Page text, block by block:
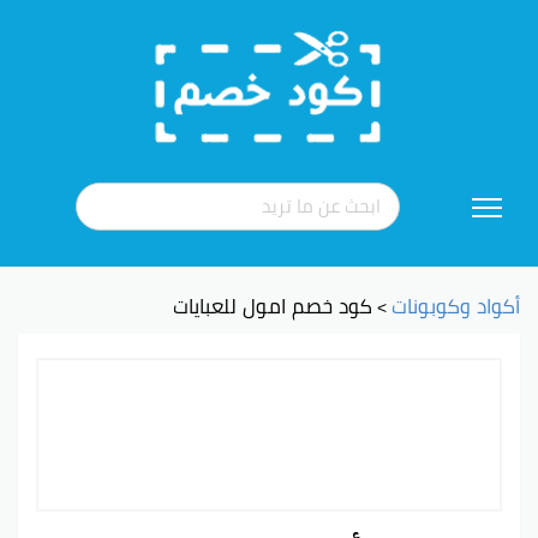
إلى
أكواد وكوبونات>كود خصم امول للعبايات